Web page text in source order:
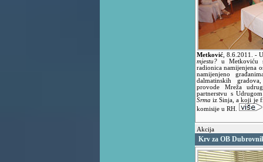
Metković 8.6.2011. -
mjestu? u Metkoviću
radionica namijenjena
namijenjeno
dalmatinskih
provode Mreža
partnerstvu s
Srma iz Sinja, a koji je
komisije u RH.
Akcija
Krv za OB